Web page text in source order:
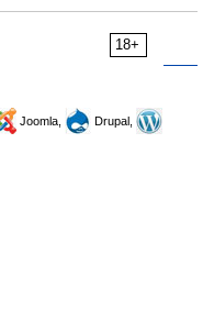
18+
Joomla,
Drupal,